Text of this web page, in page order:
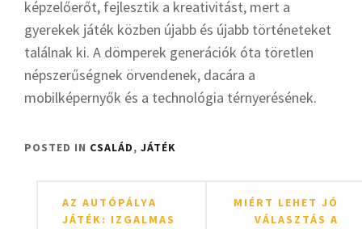
képzelőerőt, fejlesztik a kreativitást, mert a
gyerekek játék közben újabb és újabb történeteket
találnak ki. A dömperek generációk óta töretlen
népszerűségnek örvendenek, dacára a
mobilképernyők és a technológia térnyerésének.
POSTED IN CSALÁD, JÁTÉK
Bejegyzés
navigáció
AZ AUTÓPÁLYA
JÁTÉK: IZGALMAS
MIÉRT LEHET JÓ
VÁLASZTÁS A